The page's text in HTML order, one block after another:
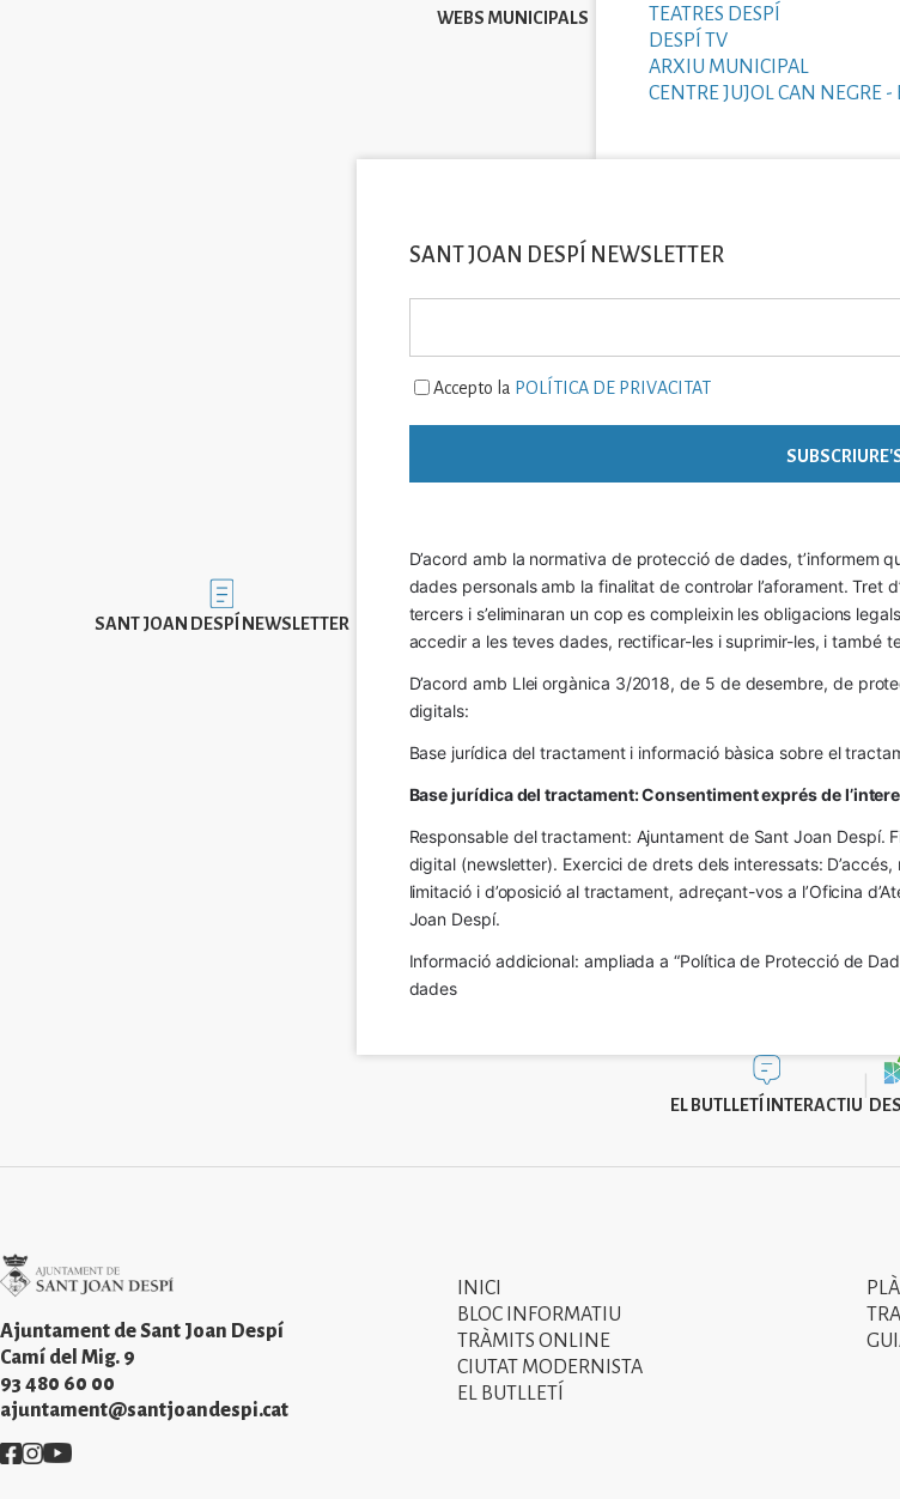
WEBS MUNICIPALS
TEATRES DESPÍ
DESPÍ TV
ARXIU MUNICIPAL
CENTRE JUJOL CAN NEGRE
Imatge
SANT JOAN DESPÍ NEWSLETTER
SANT JOAN DESPÍ NEWSLETTER
Accepto la POLÍTICA DE PRIVACITAT
D’acord amb la normativa de protecció de dades, t’informem
dades personals amb la finalitat de controlar l’aforament. Tret
tercers i s’eliminaran un cop es compleixin les obligacions
accedir a les teves dades, rectificar-les i suprimir-les, i també
D’acord amb Llei orgànica 3/2018, de 5 de desembre, de
digitals:
Base jurídica del tractament i informació bàsica sobre el
Base jurídica del tractament: Consentiment exprés de
Responsable del tractament: Ajuntament de Sant Joan Despí.
digital (newsletter). Exercici de drets dels interessats:
limitació i d’oposició al tractament, adreçant-vos a l’Oficina
Joan Despí.
Informació addicional: ampliada a “Política de Protecció de
dades
EL BUTLLETÍ INTERACTIU
Imatge
Ajuntament de Sant Joan Despí
Camí del Mig. 9
93 480 60 00
ajuntament@santjoandespi.cat
Imatge
Imatge
Imatge
Primer
menú
INICI
BLOC INFORMATIU
TRÀMITS ONLINE
CIUTAT MODERNISTA
EL BUTLLETÍ
menú